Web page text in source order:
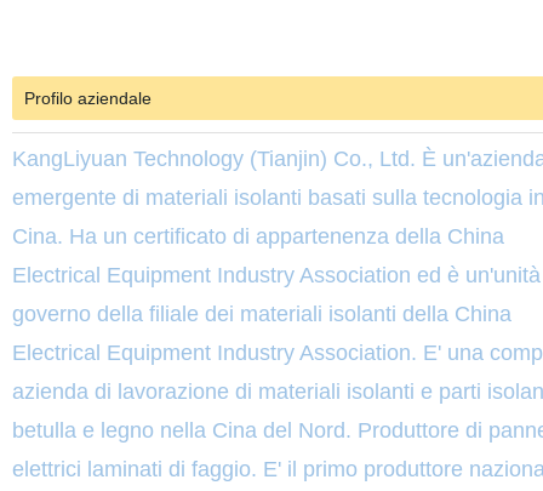
Profilo aziendale
KangLiyuan Technology (Tianjin) Co., Ltd. È
emergente di materiali isolanti basati sulla tecnologia
Cina. Ha un certificato di appartenenza della China
Electrical Equipment Industry Association ed è
governo della filiale dei materiali isolanti della China
Electrical Equipment Industry Association. E' una
azienda di lavorazione di materiali isolanti e parti
betulla e legno nella Cina del Nord. Produttore di
elettrici laminati di faggio. E' il primo produttore